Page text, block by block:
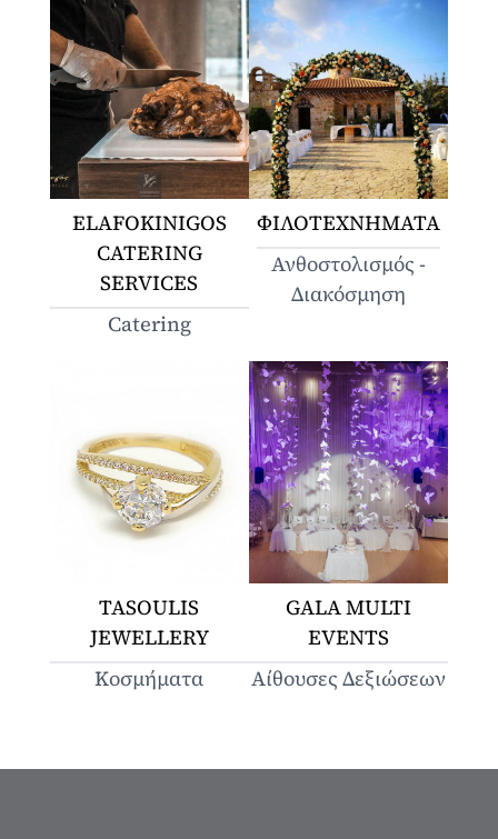
ELAFOKINIGOS
CATERING
SERVICES
Catering
ΦΙΛΟΤΕΧΝΗΜΑΤΑ
Ανθοστολισμός -
Διακόσμηση
TASOULIS
JEWELLERY
Κοσμήματα
GALA MULTI
EVENTS
Αίθουσες Δεξιώσεων